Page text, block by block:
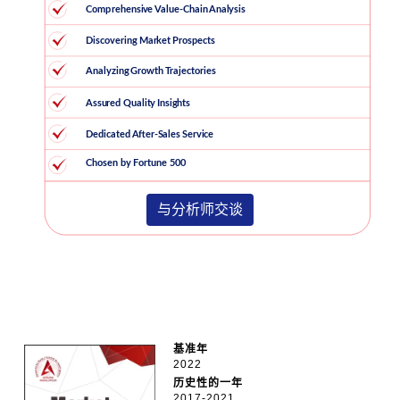
与分析师交谈
基准年
2022
历史性的一年